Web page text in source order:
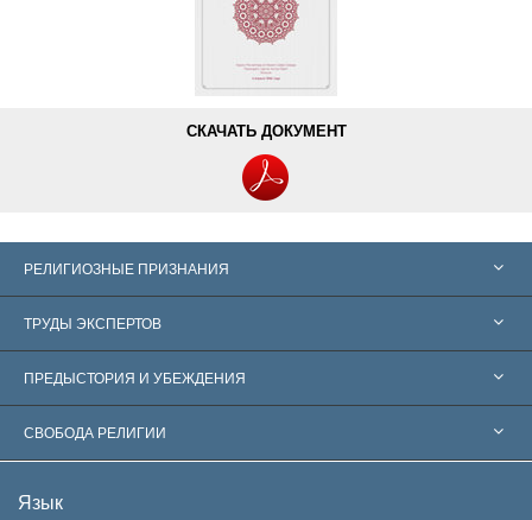
СКАЧАТЬ ДОКУМЕНТ
РЕЛИГИОЗНЫЕ ПРИЗНАНИЯ
Соединённые Штаты
Признания по всему миру
Знаменательные решения
ТРУДЫ ЭКСПЕРТОВ
Экспертизы по категориям
Ведущие мировые специалисты
ПРЕДЫСТОРИЯ И УБЕЖДЕНИЯ
Л. Рон Хаббард
СВОБОДА РЕЛИГИИ
Язык